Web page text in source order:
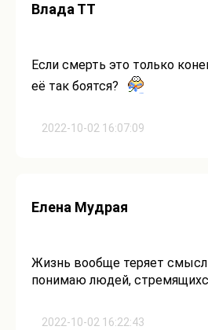
2022-10-02 16:07:09
Влада ТТ
Если смерть это только
её так боятся?
2022-10-02 16:22:43
Елена Мудрая
Жизнь вообще теряет
понимаю людей,